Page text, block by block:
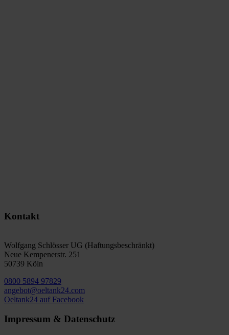
Kontakt
Wolfgang Schlösser UG (Haftungsbeschränkt)
Neue Kempenerstr. 251
50739 Köln
0800 5894 97829
angebot@oeltank24.com
Oeltank24 auf Facebook
Impressum & Datenschutz